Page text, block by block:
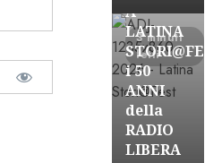
3 minuti
letti
A
LATINA
i 50
ANNI
della
RADIO
LIBERA